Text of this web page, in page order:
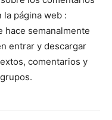
página web :
hace semanalmente
entrar y descargar
comentarios y